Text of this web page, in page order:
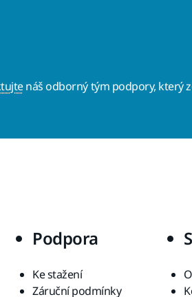
náš odborný tým podpory, který
Podpora
Ke stažení
Záruční podmínky